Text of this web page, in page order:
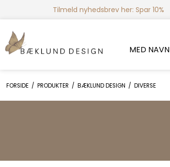
Tilmeld nyhedsbrev her: Spar 10%
MED NAVN
FORSIDE / PRODUKTER / BÆKLUND DESIGN / DIVERSE